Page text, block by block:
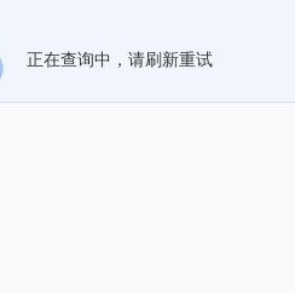
正在查询中，请刷新重试